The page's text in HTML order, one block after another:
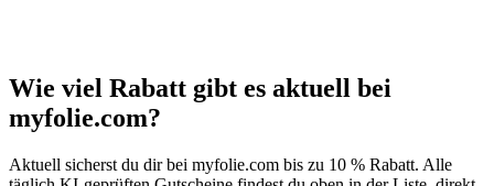
Wie viel Rabatt gibt es aktuell bei
myfolie.com?
Aktuell sicherst du dir bei myfolie.com bis zu 10 % Rabatt. Alle